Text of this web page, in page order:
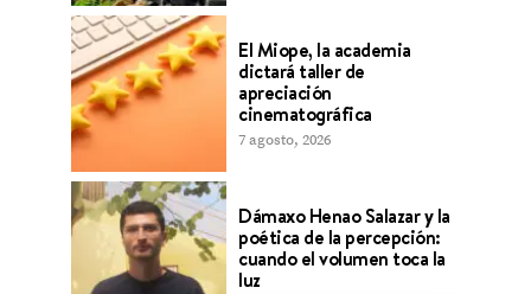
El Miope, la academia
dictará taller de
apreciación
cinematográfica
7 agosto, 2026
Dámaxo Henao Salazar y la
poética de la percepción:
cuando el volumen toca la
luz